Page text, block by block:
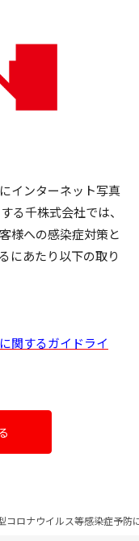
インターネット写真
る千株式会社では、
様への感染症対策と
にあたり以下の取り
関するガイドライ
コロナウイルス等感染症予防